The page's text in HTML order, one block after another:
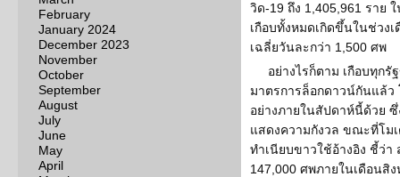
February
January 2024
December 2023
November
October
September
August
July
June
May
April
วิด-19 ถึง 1,405,961 ราย
เกือบทั้งหมดเกิดขึ้นในช่วง
เฉลี่ยวันละกว่า 1,500 ศพ
อย่างไรก็ตาม เกือบทุก
มาตรการล็อกดาวน์กันแล้ว
อย่างภายในสัปดาห์นี้ด้วย
แสดงความกังวล ขณะที่โม
ทำเนียบขาวใช้อ้างอิง ชี้ว่า
147,000 ศพภายในเดือนสิ